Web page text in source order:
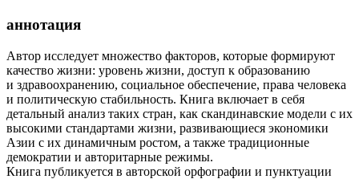
аннотация
Автор исследует множество факторов, которые формируют
качество жизни: уровень жизни, доступ к образованию
и здравоохранению, социальное обеспечение, права человека
и политическую стабильность. Книга включает в себя
детальный анализ таких стран, как скандинавские модели с их
высокими стандартами жизни, развивающиеся экономики
Азии с их динамичным ростом, а также традиционные
демократии и авторитарные режимы.
Книга публикуется в авторской орфографии и пунктуации